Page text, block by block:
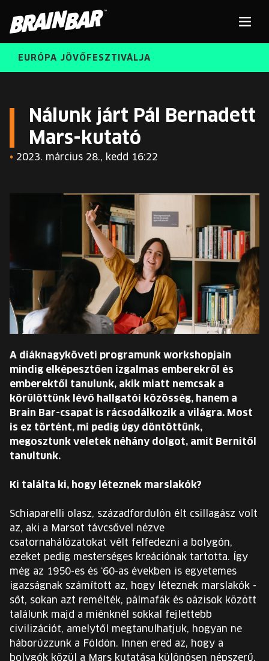
Bar
BRAIN BAR™ TRIBE
EURÓPA JÖVŐFESZTIVÁLJA
ELŐADÓK
JEGYEK
KOSÁR
EN
EN
EURÓPA JÖVŐFESZTIVÁLJA
INGYENES DIÁK- ÉS TANÁRREGISZTRÁCIÓ
Nálunk járt Pál Bernadett
Mars-kutató
• 2023. március 28., kedd 16:22
A diáknagyköveti programunk workshopjain
mindig elképesztően izgalmas emberekről és
emberektől tanulunk, akik miatt nemcsak a
körülöttünk lévő hallgatói közösség, hanem a
Brain Bar-csapat is rácsodálkozik a világra. Most
is ez történt, mi pedig úgy döntöttünk,
megosztunk veletek néhány dolgot, amit Bernitől
tanultunk.
Ki találta ki, hogy léteznek marslakók?
Schiaparelli olasz, századfordulón élt csillagász volt
az, aki a Marsot távcsővel nézve
csatornahálózatokat vélt felfedezni a bolygón,
ezeket pedig mesterséges kreációnak tartotta. Így
még az 1950-es és ‘60-as években is egyetemes
igazságnak számított az, hogy léteznek marslakók -
sőt, sokan azt remélték, pálmafák és oázisok között
találunk majd a miénknél sokkal fejlettebb
civilizációt, amelytől megtanulhatjuk, hogyan ne
háborúzzunk a Földön. Innen ered az, hogy a
bolygók közül a Mars kutatása különösen népszerű,